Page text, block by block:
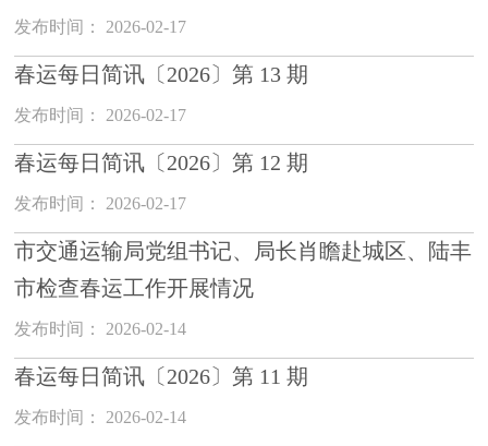
发布时间： 2026-02-17
春运每日简讯〔2026〕第 13 期
发布时间： 2026-02-17
春运每日简讯〔2026〕第 12 期
发布时间： 2026-02-17
市交通运输局党组书记、局长肖瞻赴城区、陆丰
市检查春运工作开展情况
发布时间： 2026-02-14
春运每日简讯〔2026〕第 11 期
发布时间： 2026-02-14